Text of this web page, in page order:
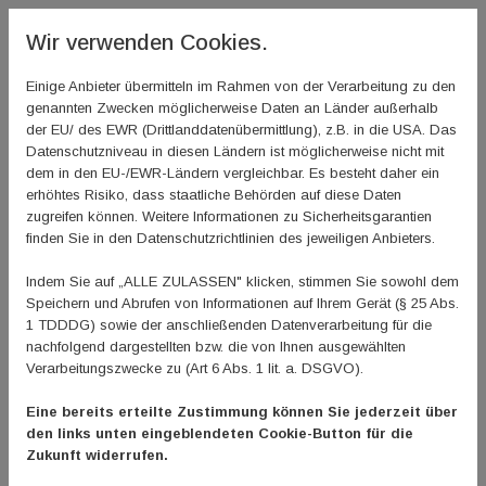
Wir versuchen Kinder und Jugendliche für Sport,
die Wünsche und Belange der Kinder und Jugendlichen
gegenüber politischen Ansprechpartner*innen ein.
In Rheinhessen fühle ich mich…
…zuhause. Hier habe ich studiert und hier bin ich
verwurzelt. Ich habe bei mehreren rheinhessischen
Freunde wohnen hier.
Sport bedeutet mir…
hat von klein auf angefangen mit dem Leistungssport.
Dann habe ich in einer Sportschule mein Abitur gemacht
Wir verwenden Cookies.
Einige Anbieter übermitteln im Rahmen von der Verarbeitung zu den
genannten Zwecken möglicherweise Daten an Länder außerhalb
der EU/ des EWR (Drittlanddatenübermittlung), z.B. in die USA. Das
Datenschutzniveau in diesen Ländern ist möglicherweise nicht mit
dem in den EU-/EWR-Ländern vergleichbar. Es besteht daher ein
erhöhtes Risiko, dass staatliche Behörden auf diese Daten
zugreifen können. Weitere Informationen zu Sicherheitsgarantien
finden Sie in den Datenschutzrichtlinien des jeweiligen Anbieters.
Indem Sie auf „ALLE ZULASSEN" klicken, stimmen Sie sowohl dem
Speichern und Abrufen von Informationen auf Ihrem Gerät (§ 25 Abs.
1 TDDDG) sowie der anschließenden Datenverarbeitung für die
nachfolgend dargestellten bzw. die von Ihnen ausgewählten
Verarbeitungszwecke zu (Art 6 Abs. 1 lit. a. DSGVO).
Eine bereits erteilte Zustimmung können Sie jederzeit über
den links unten eingeblendeten Cookie-Button für die
Zukunft widerrufen.